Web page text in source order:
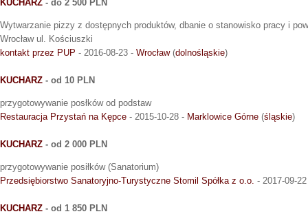
KUCHARZ - do 2 500 PLN
Wytwarzanie pizzy z dostępnych produktów, dbanie o stanowisko pracy i
Wrocław ul. Kościuszki
kontakt przez PUP - 2016-08-23 - Wrocław(dolnośląskie)
KUCHARZ - od 10 PLN
przygotowywanie posłków od podstaw
Restauracja Przystań na Kępce - 2015-10-28 - Marklowice Górne (śląskie)
KUCHARZ - od 2 000 PLN
przygotowywanie posiłków (Sanatorium)
Przedsiębiorstwo Sanatoryjno-Turystyczne Stomil Spółka z o.o. - 2017-09-
KUCHARZ - od 1 850 PLN